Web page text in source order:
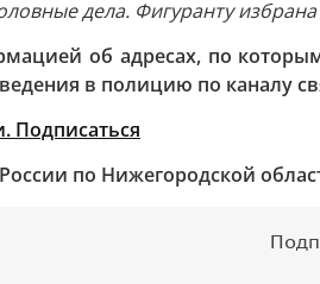
дела. Фигуранту
об адресах, по
в полицию по каналу
Подписаться
по Нижегородской